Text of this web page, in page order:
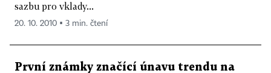
sazbu pro vklady...
20. 10. 2010 ▪ 3 min. čtení
První známky značící únavu trendu na